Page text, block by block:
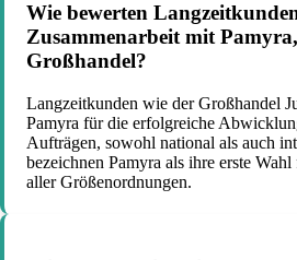
Wie bewerten
Zusammenarbeit mit
Großhandel?
Langzeitkunden wie der Großhandel
Pamyra für die erfolgreiche
Aufträgen, sowohl national als auch
bezeichnen Pamyra als ihre erste
aller Größenordnungen.